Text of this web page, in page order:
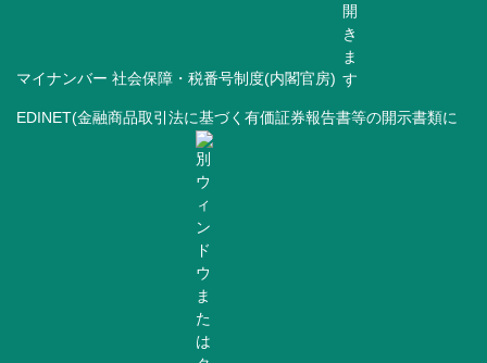
マイナンバー 社会保障・税番号制度(内閣官房)
EDINET(金融商品取引法に基づく有価証券報告書等の開示書類に